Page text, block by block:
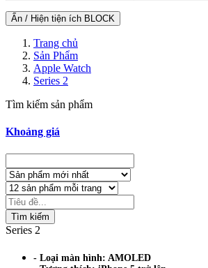
Ẩn / Hiện tiện ích BLOCK
Trang chủ
Sản Phẩm
Apple Watch
Series 2
Tìm kiếm sản phẩm
Khoảng giá
Tìm kiếm
Series 2
- Loại màn hình: AMOLED